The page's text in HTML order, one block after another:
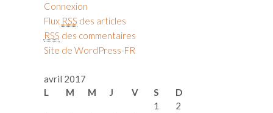
Connexion
Flux RSS des articles
RSS des commentaires
Site de WordPress-FR
avril 2017
L
M M J V S D
1
2